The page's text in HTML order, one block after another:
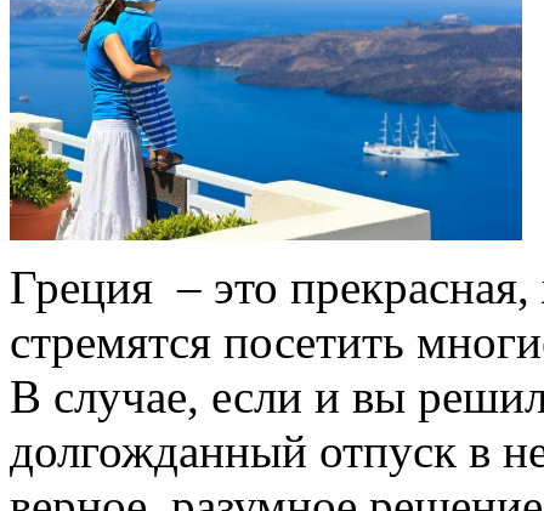
Греция – это
стремятся посетить
В случае, если и вы
долгожданный отпуск в